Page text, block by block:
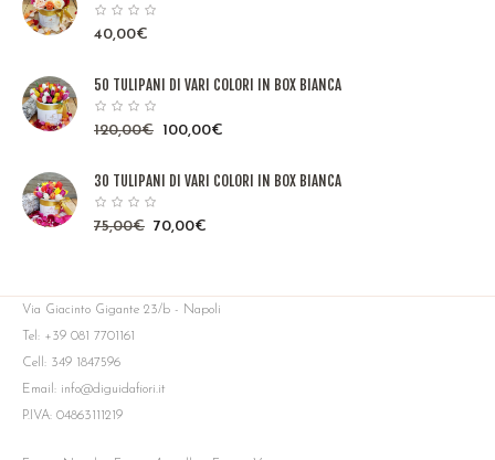
40,00€
50 TULIPANI DI VARI COLORI IN BOX BIANCA
120,00€ 100,00€
30 TULIPANI DI VARI COLORI IN BOX BIANCA
75,00€ 70,00€
Via Giacinto Gigante 23/b - Napoli
Tel: +39 081 7701161
Cell: 349 1847596
Email: info@diguidafiori.it
P.IVA: 04863111219